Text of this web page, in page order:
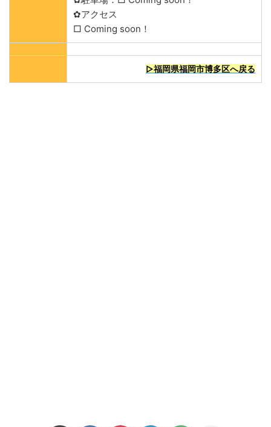
✿アクセス
□ Coming soon！
▷福岡県福岡市博多区へ戻る